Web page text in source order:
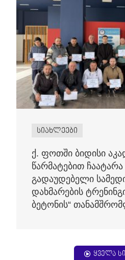
სიახლეები
ქ. ფოთში ბიდისი
წარმატებით
გადაუდებელი
დახმარების
ბეტონის“
ყველა